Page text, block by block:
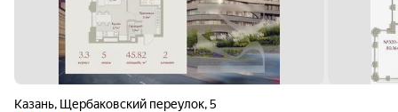
Казань, Щербаковский переулок,5